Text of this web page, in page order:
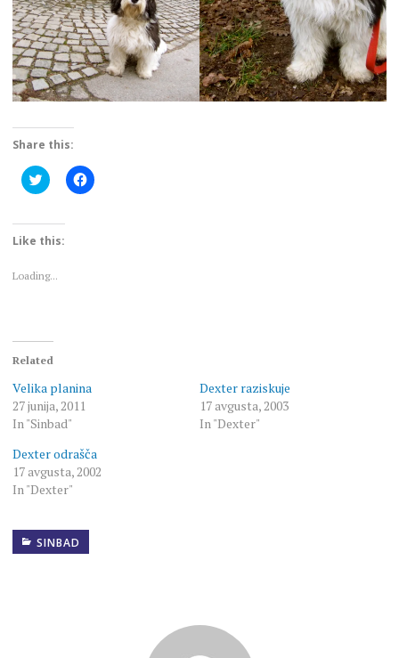
Share this:
Click
to
Twitter
(Opens
in
Click
to
Like this:
Loading...
Related
Velika planina
27 junija, 2011
In "Sinbad"
Dexter raziskuje
17 avgusta, 2003
In "Dexter"
Dexter odrašča
17 avgusta, 2002
In "Dexter"
SINBAD